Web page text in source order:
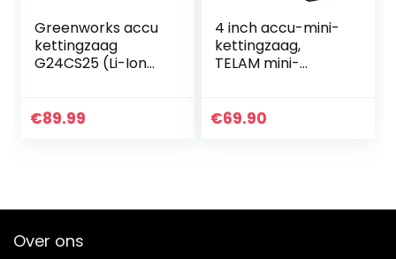
Greenworks accu
kettingzaag
G24CS25 (Li-Ion
25cm
€89.99
4 inch accu-mini-
kettingzaag,
TELAM mini-
mAhdraagbare
€69.90
Over ons